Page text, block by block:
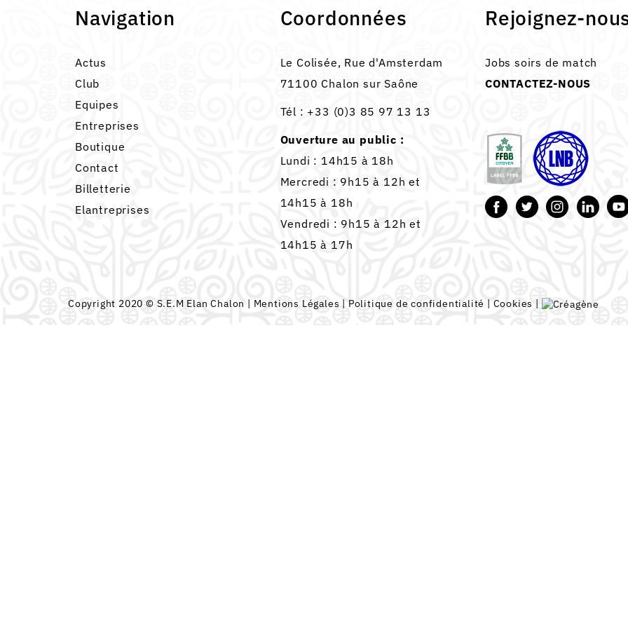
Navigation
Actus
Club
Equipes
Entreprises
Boutique
Contact
Billetterie
Elantreprises
Coordonnées
Le Colisée, Rue d'Amsterdam
71100 Chalon sur Saône
Tél : +33 (0)3 85 97 13 13
Ouverture au public :
Lundi : 14h15 à 18h
Mercredi : 9h15 à 12h et
14h15 à 18h
Vendredi : 9h15 à 12h et
14h15 à 17h
Rejoignez-
Jobs soirs de match
CONTACTEZ-NOUS
Copyright 2020 © S.E.M Elan Chalon | Mentions Légales Politique de confidentialité Cookies